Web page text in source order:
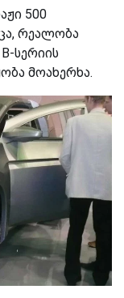
500
რეალობა
სერიის
მოახერხა.